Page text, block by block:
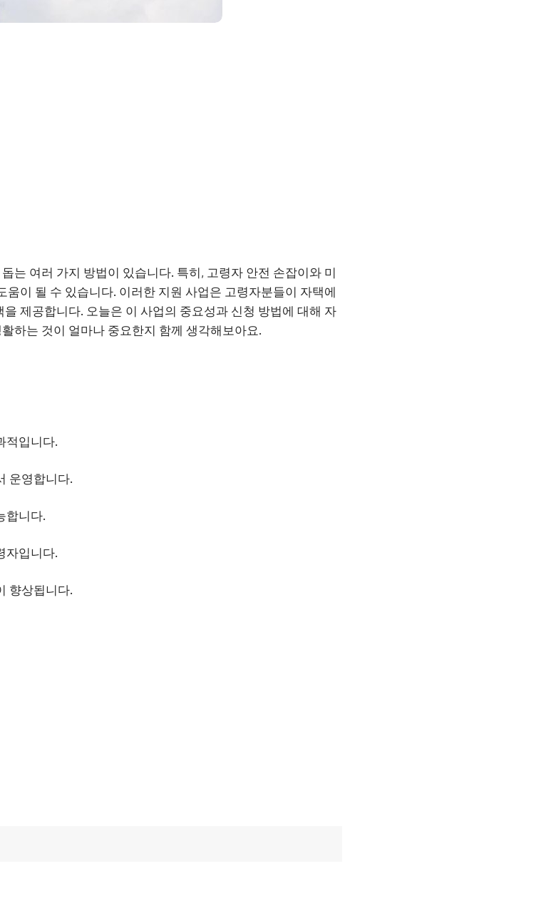
는 여러 가지 방법이 있습니다. 특히, 고령자 안전 손잡이와 미
움이 될 수 있습니다. 이러한 지원 사업은 고령자분들이 자택에
제공합니다. 오늘은 이 사업의 중요성과 신청 방법에 대해 자
하는 것이 얼마나 중요한지 함께 생각해보아요.
적입니다.
운영합니다.
합니다.
자입니다.
향상됩니다.